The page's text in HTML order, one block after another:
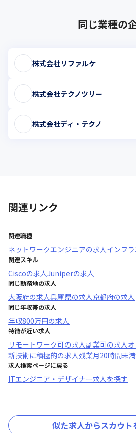
サイバーリーズン提供の認定資格プログ
また、実際のＳＯＣ（セキュリティ・
や
セキュリティ運用のノウハウを学んで
す。
サイバーリーズンとBREXA
を通じて、
日本市場におけるサイバーセキュリテ
与すべく取り組んでまいります。
同じ業種の
株式会社リファルケ
株式会社テクノツリー
株式会社ディ・テクノ
関連リンク
関連職種
ネットワークエンジニアの求人インフ
関連スキル
Ciscoの求人Juniperの求人
同じ勤務地の求人
大阪府の求人兵庫県の求人京都府の求人
同じ年収帯の求人
年収800万円の求人
特徴が近い求人
リモートワーク可の求人副業可の求人
新技術に積極的の求人残業月20時間未満
求人検索ページに戻る
ITエンジニア・デザイナー求人を探す
似た求人からスカウト